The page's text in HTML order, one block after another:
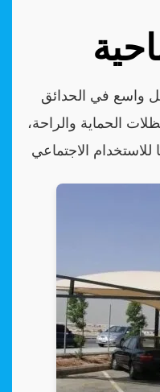
واسع في الحدائق
الحماية والراحة،